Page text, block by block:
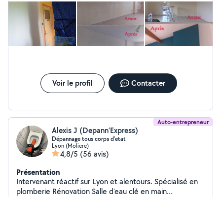
maconnerie,bricolage,debarras maison etc....A votre
ecoute pour mieux vous servir.
Voir le profil Contacter
Auto-entrepreneur
Alexis J (Depann’Express)
Dépannage tous corps d'etat
Lyon (Moliere)
4,8/5 (56 avis)
Présentation
Intervenant réactif sur Lyon et alentours. Spécialisé en
plomberie Rénovation Salle d'eau clé en main